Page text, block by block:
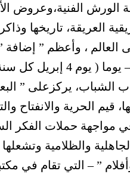
الفنية،وعروض
العريقة، تاريخها
العالم ، وأعظم ” إضافة
العشرين-وبموجب قرار لمنظمة
الشباب، يركزعلى ”
قيم الحرية والانفتاح
مواجهة حملات الفكر
والظلامية
” – التي تقام في